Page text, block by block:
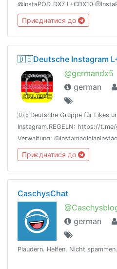
@InstaPOD_DX7 L+CDX10
@InstaPOD_DX30
Приєднатися до
🇩🇪Deutsche Instagram
@germandx5
german
🇩🇪Deutsche Gruppe für Likes
Instagram.REGELN: https://t.me/
Verwaltung:
https://instagram.com/
Приєднатися до
CaschysChat
german
Plaudern. Helfen. Nicht spammen.